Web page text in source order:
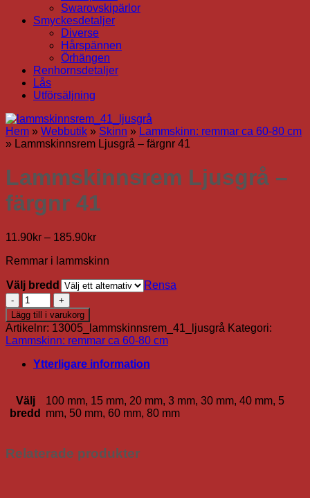
Swarovskipärlor
Smyckesdetaljer
Diverse
Hårspännen
Örhängen
Renhornsdetaljer
Lås
Utförsäljning
Hem » Webbutik » Skinn » Lammskinn: remmar ca 60-80 cm
» Lammskinnsrem Ljusgrå – färgnr 41
Lammskinnsrem Ljusgrå –
färgnr 41
11.90kr – 185.90krPrisintervall:
till
Remmar i lammskinn
Välj bredd
Rensa
Lammskinnsrem
Ljusgrå
-
färgnr
41
mängd
Lägg till i varukorg
Artikelnr: 13005_lammskinnsrem_41_ljusgrå Kategori:
Lammskinn: remmar ca 60-80 cm
Ytterligare information
Välj
bredd
100 mm, 15 mm, 20 mm, 3 mm, 30 mm, 40 mm, 5
mm, 50 mm, 60 mm, 80 mm
Relaterade produkter